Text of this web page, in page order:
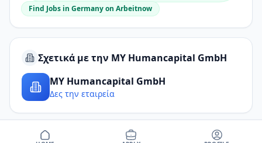
Find Jobs in Germany on Arbeitnow
Σχετικά με την MY Humancapital GmbH
MY Humancapital GmbH
Δες την εταιρεία